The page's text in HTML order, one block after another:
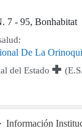
7 - 95, Bonhabitat
De La
del Estado
Información